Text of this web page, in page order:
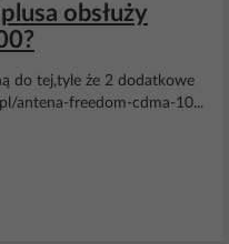
obsłuży
do tej,tyle że 2 dodatkowe
antena-freedom-cdma-10...